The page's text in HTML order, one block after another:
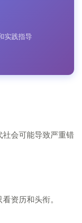
实践指导
会可能导致严重错
资历和头衔。